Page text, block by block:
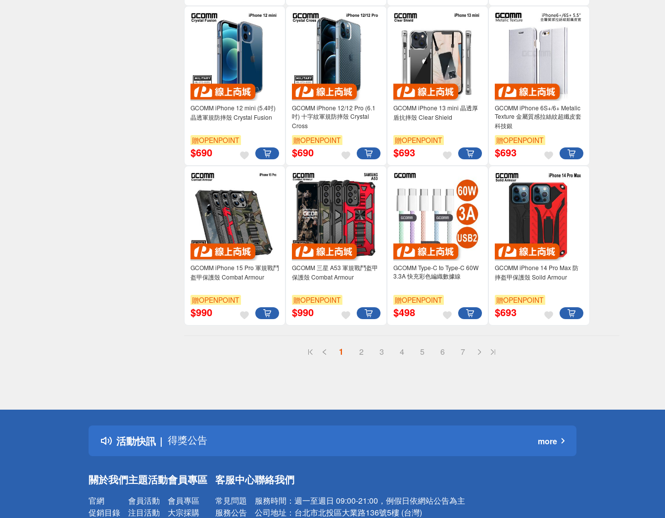
GCOMM iPhone 12 mini (5.4吋)
晶透軍規防摔殼 Crystal Fusion
贈OPENPOINT
$690
GCOMM iPhone 12/12 Pro (6.1
吋) 十字紋軍規防摔殼 Crystal
Cross
贈OPENPOINT
$690
GCOMM iPhone 13 mini 晶透厚
盾抗摔殼 Clear Shield
贈OPENPOINT
$693
GCOMM iPhone 6S+/6+ Metalic
Texture 金屬質感拉絲紋超纖皮套
科技銀
贈OPENPOINT
$693
GCOMM iPhone 15 Pro 軍規戰鬥
盔甲保護殼 Combat Armour
贈OPENPOINT
$990
GCOMM 三星 A53 軍規戰鬥盔甲
保護殼 Combat Armour
贈OPENPOINT
$990
GCOMM Type-C to Type-C 60W
3.3A 快充彩色編織數據線
贈OPENPOINT
$498
GCOMM iPhone 14 Pro Max 防
摔盔甲保護殼 Soild Armour
贈OPENPOINT
$693
1 2 3 4 5 6 7
活動快訊
詐騙網頁！請小心！
得獎公告
熱門話題
銀行優惠
詐騙網頁！請小心！
more
關於我們
官網
促銷目錄
主題活動
會員活動
注目活動
會員專區
會員專區
大宗採購
客服中心
常見問題
服務公告
聯絡我們
服務時間： 週一至週日 09:00-21:00，例假日依網站公告為主
公司地址： 台北市北投區大業路136號5樓 (台灣)